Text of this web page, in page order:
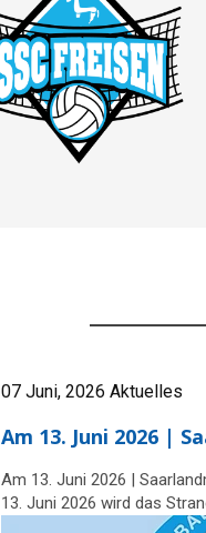
07 Juni, 2026 Aktuelles
Am 13. Juni 2026 |
Am 13. Juni 2026 |
13. Juni 2026 wird das